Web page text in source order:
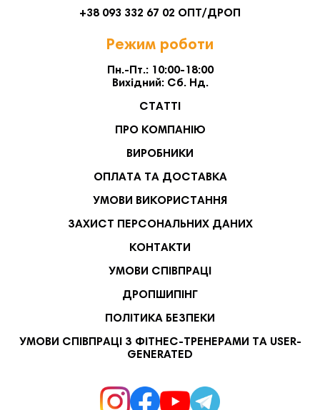
+38 093 332 67 02 ОПТ/ДРОП
Режим роботи
Пн.-Пт.: 10:00-18:00
Вихідний: Сб. Нд.
СТАТТІ
ПРО КОМПАНІЮ
ВИРОБНИКИ
ОПЛАТА ТА ДОСТАВКА
УМОВИ ВИКОРИСТАННЯ
ЗАХИСТ ПЕРСОНАЛЬНИХ ДАНИХ
КОНТАКТИ
УМОВИ СПІВПРАЦІ
ДРОПШИПІНГ
ПОЛІТИКА БЕЗПЕКИ
УМОВИ СПІВПРАЦІ З ФІТНЕС-ТРЕНЕРАМИ ТА USER-
GENERATED